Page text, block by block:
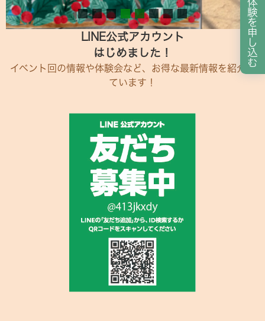
LINE公式アカウント
はじめました！
イベント回の情報や体験会など、お得な最新情報を紹介し
ています！
体
験
を
申
し
込
む